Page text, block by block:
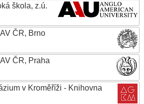
škola, z.ú.
ČR, Brno
ČR, Praha
v Kroměříži - Knihovna